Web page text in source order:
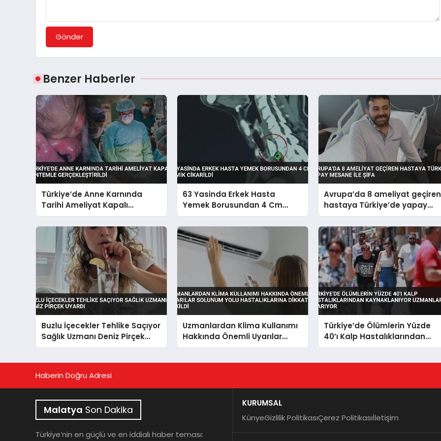
Gönder
Benzer Haberler
Türkiye’de Anne Karnında
Tarihi Ameliyat Kapalı
Yöntemle Gerçekleştirildi
63 Yasinda Erkek Hasta
Yemek Borusundan 4 Cm
Kemik Cikarildi
Avrupa’da 8 ameliyat geçiren
hastaya Türkiye’de yapay
mesane ile şifa
Buzlu İçecekler Tehlike Saçıyor
Sağlık Uzmanı Deniz Pirçek
Uyardı
Uzmanlardan Klima Kullanımı
Hakkında Önemli Uyarılar
Solunum Yolu Hastalıklarına
Türkiye’de Ölümlerin Yüzde
40’ı Kalp Hastalıklarından
Kaynaklanıyor Uzmanlar
Haberin Doğru Adresi
Malatya Son Dakika
Türkiye’nin en güçlü ve en iddialı haber teması:
KURUMSAL
KünyeGizlilik PolitikasıÇerez Politikasıİletişim